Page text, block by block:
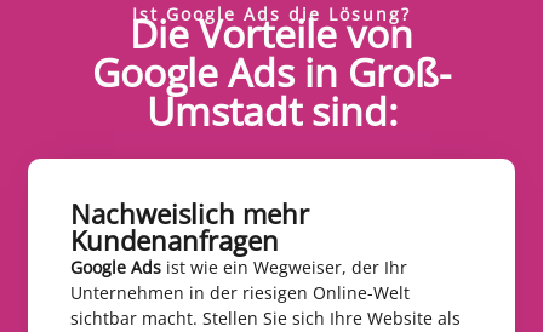
Ist Google Ads die Lösung?
Die Vorteile von
Google Ads in Groß-
Umstadt sind:
Nachweislich mehr
Kundenanfragen​
Google Ads ist wie ein Wegweiser, der Ihr
Unternehmen in der riesigen Online-Welt
sichtbar macht. Stellen Sie sich Ihre Website als